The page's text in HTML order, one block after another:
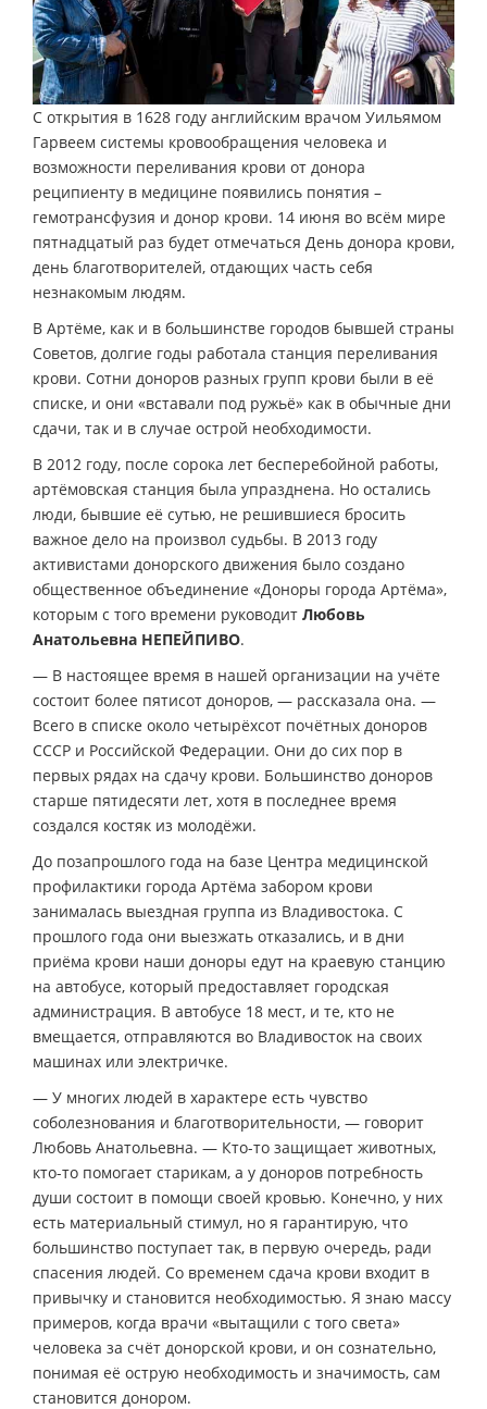
С открытия в 1628 году английским врачом Уильямом
Гарвеем системы кровообращения человека и
возможности переливания крови от донора
реципиенту в медицине появились понятия –
гемотрансфузия и донор крови. 14 июня во всём мире
пятнадцатый раз будет отмечаться День донора крови,
день благотворителей, отдающих часть себя
незнакомым людям.
В Артёме, как и в большинстве городов бывшей страны
Советов, долгие годы работала станция переливания
крови. Сотни доноров разных групп крови были в её
списке, и они «вставали под ружьё» как в обычные дни
сдачи, так и в случае острой необходимости.
В 2012 году, после сорока лет бесперебойной работы,
артёмовская станция была упразднена. Но остались
люди, бывшие её сутью, не решившиеся бросить
важное дело на произвол судьбы. В 2013 году
активистами донорского движения было создано
общественное объединение «Доноры города Артёма»,
которым с того времени руководит Любовь
Анатольевна НЕПЕЙПИВО.
— В настоящее время в нашей организации на учёте
состоит более пятисот доноров, — рассказала она. —
Всего в списке около четырёхсот почётных доноров
СССР и Российской Федерации. Они до сих пор в
первых рядах на сдачу крови. Большинство доноров
старше пятидесяти лет, хотя в последнее время
создался костяк из молодёжи.
До позапрошлого года на базе Центра медицинской
профилактики города Артёма забором крови
занималась выездная группа из Владивостока. С
прошлого года они выезжать отказались, и в дни
приёма крови наши доноры едут на краевую станцию
на автобусе, который предоставляет городская
администрация. В автобусе 18 мест, и те, кто не
вмещается, отправляются во Владивосток на своих
машинах или электричке.
— У многих людей в характере есть чувство
соболезнования и благотворительности, — говорит
Любовь Анатольевна. — Кто-то защищает животных,
кто-то помогает старикам, а у доноров потребность
души состоит в помощи своей кровью. Конечно, у них
есть материальный стимул, но я гарантирую, что
большинство поступает так, в первую очередь, ради
спасения людей. Со временем сдача крови входит в
привычку и становится необходимостью. Я знаю массу
примеров, когда врачи «вытащили с того света»
человека за счёт донорской крови, и он сознательно,
понимая её острую необходимость и значимость, сам
становится донором.